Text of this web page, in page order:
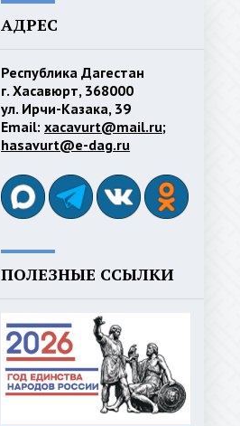
АДРЕС
Республика Дагестан
г. Хасавюрт, 368000
ул. Ирчи-Казака, 39
Email: xacavurt@mail.ru;
hasavurt@e-dag.ru
ПОЛЕЗНЫЕ ССЫЛКИ